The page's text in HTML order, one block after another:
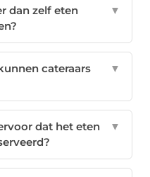
dan zelf eten
▼
cateraars
▼
dat het eten
▼